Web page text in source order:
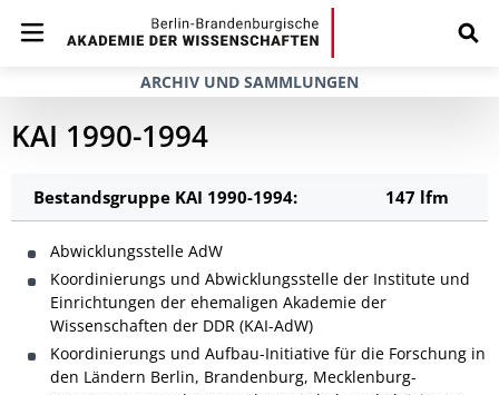
ARCHIV UND SAMMLUNGEN
KAI 1990-1994
Bestandsgruppe KAI 1990-1994: 147 lfm
Abwicklungsstelle AdW
Koordinierungs und Abwicklungsstelle der Institute und
Einrichtungen der ehemaligen Akademie der
Wissenschaften der DDR (KAI-AdW)
Koordinierungs und Aufbau-Initiative für die Forschung in
den Ländern Berlin, Brandenburg, Mecklenburg-